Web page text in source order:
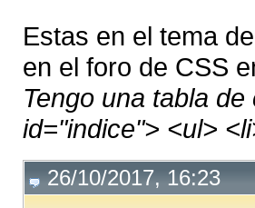
Estas en el tema de
en el foro de CSS
Tengo una tabla
id="indice"> <ul>
26/10/2017, 16:23